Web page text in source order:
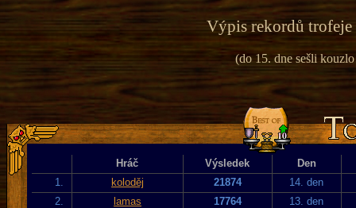
Výpis rekordů
(do 15. dne sešli
Hráč Výsledek
Den
1.
koloděj 21874
14. den
2.
lamas 17764
13. den